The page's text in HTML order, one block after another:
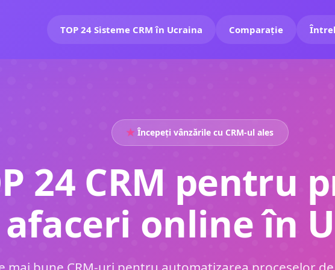
TOP 24 Sisteme CRM în Ucraina Comparație
Începeți vânzările cu CRM-ul ales
24 CRM pentru
online în